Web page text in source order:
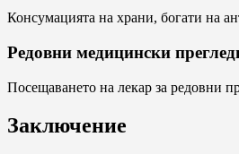
Консумацията на храни, богати на
Редовни медицински
Посещаването на лекар за редовни
Заключение